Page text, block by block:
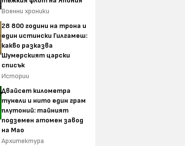
Военни хроники
28 800 години на трона и
един истински Гилгамеш:
какво разказва
Шумерският царски
списък
Истории
Двайсет километра
тунели и нито един грам
плутоний: тайният
подземен атомен завод
на Мао
Архитектура